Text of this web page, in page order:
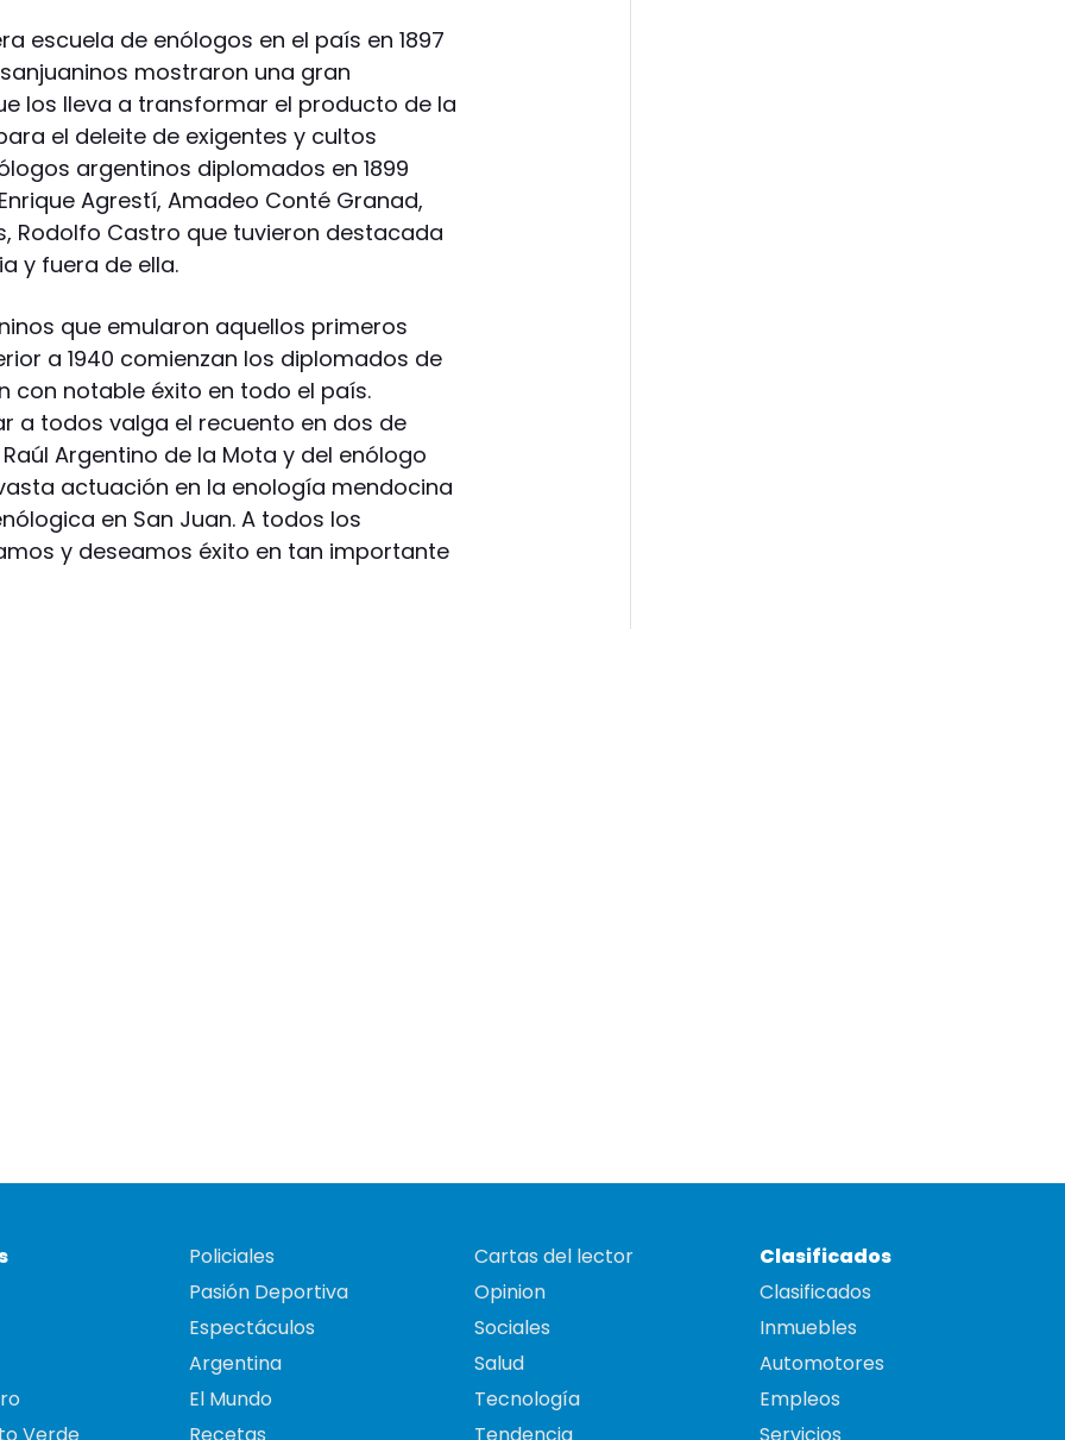
escuela de enólogos en el país en 1897
mostraron una gran
los lleva a transformar el producto de la
el deleite de exigentes y cultos
argentinos diplomados en 1899
Agrestí, Amadeo Conté Granad,
Rodolfo Castro que tuvieron destacada
y fuera de ella.
que emularon aquellos primeros
a 1940 comienzan los diplomados de
con notable éxito en todo el país.
a todos valga el recuento en dos de
Argentino de la Mota y del enólogo
actuación en la enología mendocina
en San Juan. A todos los
y deseamos éxito en tan importante
Verde
Policiales
Pasión Deportiva
Espectáculos
Argentina
El Mundo
Recetas
Cartas del lector
Opinion
Sociales
Salud
Tecnología
Tendencia
Clasificados
Clasificados
Inmuebles
Automotores
Empleos
Servicios